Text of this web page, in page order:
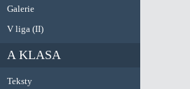
Galerie
V liga (II)
A KLASA
Teksty